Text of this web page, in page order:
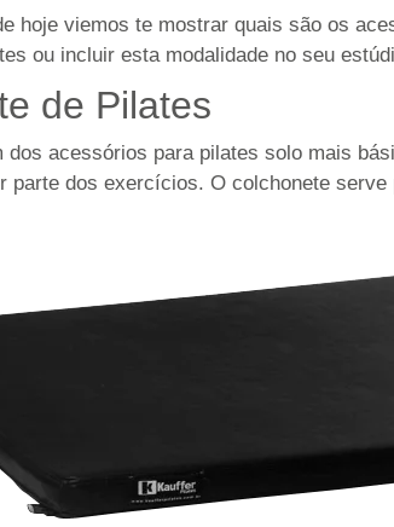
hoje viemos te mostrar quais são os
ou incluir esta modalidade no seu
de Pilates
dos acessórios para pilates solo mais
parte dos exercícios. O colchonete